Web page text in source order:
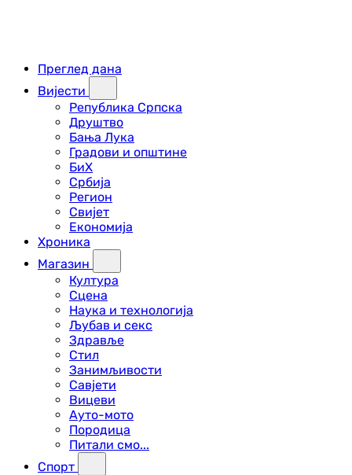
Преглед дана
Вијести
Република Српска
Друштво
Бања Лука
Градови и општине
БиХ
Србија
Регион
Свијет
Економија
Хроника
Магазин
Култура
Сцена
Наука и технологија
Љубав и секс
Здравље
Стил
Занимљивости
Савјети
Вицеви
Ауто-мото
Породица
Питали смо...
Спорт